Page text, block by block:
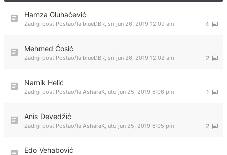
Hamza Gluhačević
4
Zadnji post Postao/la blueDBR, sri jun 26, 2019 12:09 am
Mehmed Ćosić
2
Zadnji post Postao/la blueDBR, sri jun 26, 2019 12:02 am
Namik Helić
1
Zadnji post Postao/la AsharaK, uto jun 25, 2019 6:06 pm
Anis Devedžić
2
Zadnji post Postao/la AsharaK, uto jun 25, 2019 6:05 pm
Edo Vehabović